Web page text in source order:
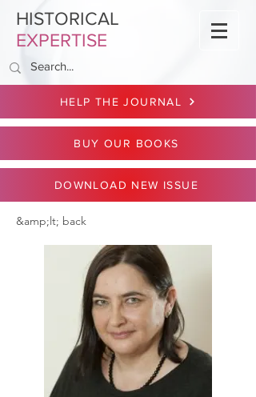
HISTORICAL
EXPERTISE
HELP THE JOURNAL
BUY OUR BOOKS
DOWNLOAD NEW ISSUE
&amp;lt; back